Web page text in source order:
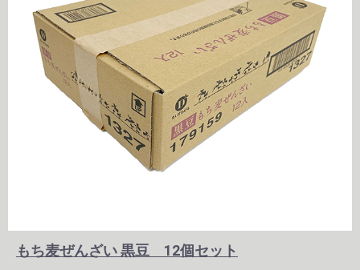
もち麦ぜんざい 黒豆 12個セット